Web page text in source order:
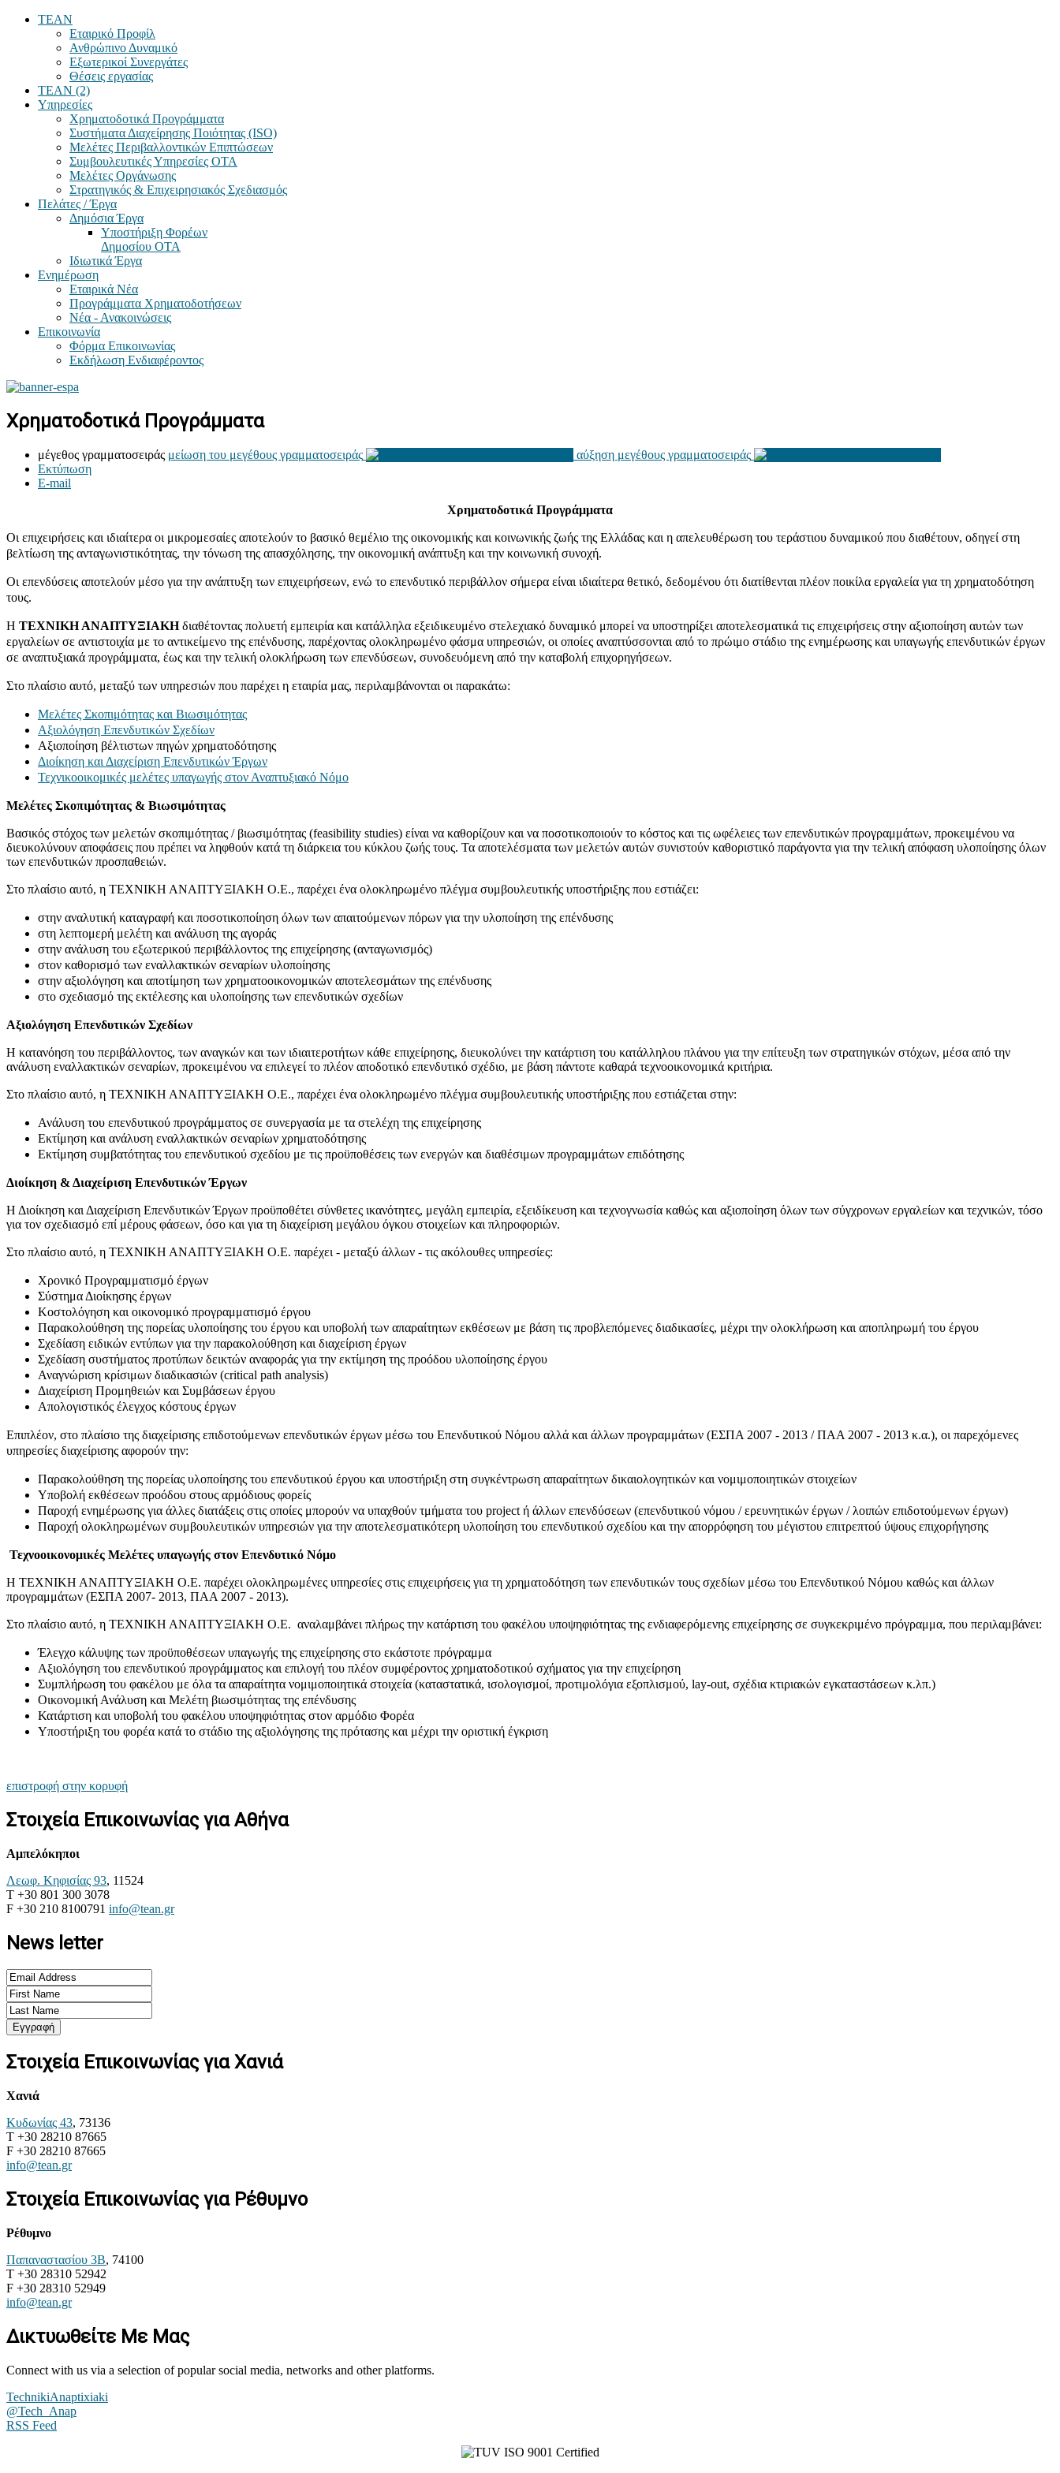
TEAN
Εταιρικό Προφίλ
Ανθρώπινο Δυναμικό
Εξωτερικοί Συνεργάτες
Θέσεις εργασίας
TEAN (2)
Υπηρεσίες
Χρηματοδοτικά Προγράμματα
Συστήματα Διαχείρησης Ποιότητας (ISO)
Μελέτες Περιβαλλοντικών Επιπτώσεων
Συμβουλευτικές Υπηρεσίες ΟΤΑ
Μελέτες Οργάνωσης
Στρατηγικός & Επιχειρησιακός Σχεδιασμός
Πελάτες / Έργα
Δημόσια Έργα
Υποστήριξη Φορέων
Δημοσίου ΟΤΑ
Ιδιωτικά Έργα
Ενημέρωση
Εταιρικά Νέα
Προγράμματα Χρηματοδοτήσεων
Νέα - Ανακοινώσεις
Επικοινωνία
Φόρμα Επικοινωνίας
Εκδήλωση Ενδιαφέροντος
Χρηματοδοτικά Προγράμματα
μέγεθος γραμματοσειράς μείωση του μεγέθους γραμματοσειράς
αύξηση μεγέθους γραμματοσειράς
Εκτύπωση
E-mail
Χρηματοδοτικά Προγράμματα
Οι επιχειρήσεις και ιδιαίτερα οι μικρομεσαίες αποτελούν το βασικό θεμέλιο της οικονομικής και κοινωνικής ζωής της Ελλάδας και η απελευθέρωση του τεράστιου δυναμικού που διαθέτουν, οδηγεί στη
βελτίωση της ανταγωνιστικότητας, την τόνωση της απασχόλησης, την οικονομική ανάπτυξη και την κοινωνική συνοχή.
Οι επενδύσεις αποτελούν μέσο για την ανάπτυξη των επιχειρήσεων, ενώ το επενδυτικό περιβάλλον σήμερα είναι ιδιαίτερα θετικό, δεδομένου ότι διατίθενται πλέον ποικίλα εργαλεία για τη χρηματοδότηση
τους.
Η ΤΕΧΝΙΚΗ ΑΝΑΠΤΥΞΙΑΚΗδιαθέτοντας πολυετή εμπειρία και κατάλληλα εξειδικευμένο στελεχιακό δυναμικό μπορεί να υποστηρίξει αποτελεσματικά τις επιχειρήσεις στην αξιοποίηση αυτών των
εργαλείων σε αντιστοιχία με το αντικείμενο της επένδυσης, παρέχοντας ολοκληρωμένο φάσμα υπηρεσιών, οι οποίες αναπτύσσονται από το πρώιμο στάδιο της ενημέρωσης και υπαγωγής επενδυτικών έργων
σε αναπτυξιακά προγράμματα, έως και την τελική ολοκλήρωση των επενδύσεων, συνοδευόμενη από την καταβολή επιχορηγήσεων.
Στο πλαίσιο αυτό, μεταξύ των υπηρεσιών που παρέχει η εταιρία μας, περιλαμβάνονται οι παρακάτω:
Μελέτες Σκοπιμότητας και Βιωσιμότητας
Αξιολόγηση Επενδυτικών Σχεδίων
Αξιοποίηση βέλτιστων πηγών χρηματοδότησης
Διοίκηση και Διαχείριση Επενδυτικών Έργων
Τεχνικοοικομικές μελέτες υπαγωγής στον Αναπτυξιακό Νόμο
Μελέτες Σκοπιμότητας & Βιωσιμότητας
Βασικός στόχος των μελετών σκοπιμότητας / βιωσιμότητας (feasibility studies) είναι να καθορίζουν και να ποσοτικοποιούν το κόστος και τις ωφέλειες των επενδυτικών προγραμμάτων, προκειμένου να
διευκολύνουν αποφάσεις που πρέπει να ληφθούν κατά τη διάρκεια του κύκλου ζωής τους. Τα αποτελέσματα των μελετών αυτών συνιστούν καθοριστικό παράγοντα για την τελική απόφαση υλοποίησης όλων
των επενδυτικών προσπαθειών.
Στο πλαίσιο αυτό, η ΤΕΧΝΙΚΗ ΑΝΑΠΤΥΞΙΑΚΗ Ο.Ε., παρέχει ένα ολοκληρωμένο πλέγμα συμβουλευτικής υποστήριξης που εστιάζει:
στην αναλυτική καταγραφή και ποσοτικοποίηση όλων των απαιτούμενων πόρων για την υλοποίηση της επένδυσης
στη λεπτομερή μελέτη και ανάλυση της αγοράς
στην ανάλυση του εξωτερικού περιβάλλοντος της επιχείρησης (ανταγωνισμός)
στον καθορισμό των εναλλακτικών σεναρίων υλοποίησης
στην αξιολόγηση και αποτίμηση των χρηματοοικονομικών αποτελεσμάτων της επένδυσης
στο σχεδιασμό της εκτέλεσης και υλοποίησης των επενδυτικών σχεδίων
Αξιολόγηση Επενδυτικών Σχεδίων
H κατανόηση του περιβάλλοντος, των αναγκών και των ιδιαιτεροτήτων κάθε επιχείρησης, διευκολύνει την κατάρτιση του κατάλληλου πλάνου για την επίτευξη των στρατηγικών στόχων, μέσα από την
ανάλυση εναλλακτικών σεναρίων, προκειμένου να επιλεγεί το πλέον αποδοτικό επενδυτικό σχέδιο, με βάση πάντοτε καθαρά τεχνοοικονομικά κριτήρια.
Στο πλαίσιο αυτό, η ΤΕΧΝΙΚΗ ΑΝΑΠΤΥΞΙΑΚΗ Ο.Ε., παρέχει ένα ολοκληρωμένο πλέγμα συμβουλευτικής υποστήριξης που εστιάζεται στην:
Ανάλυση του επενδυτικού προγράμματος σε συνεργασία με τα στελέχη της επιχείρησης
Εκτίμηση και ανάλυση εναλλακτικών σεναρίων χρηματοδότησης
Εκτίμηση συμβατότητας του επενδυτικού σχεδίου με τις προϋποθέσεις των ενεργών και διαθέσιμων προγραμμάτων επιδότησης
Διοίκηση & Διαχείριση Επενδυτικών Έργων
Η Διοίκηση και Διαχείριση Επενδυτικών Έργων προϋποθέτει σύνθετες ικανότητες, μεγάλη εμπειρία, εξειδίκευση και τεχνογνωσία καθώς και αξιοποίηση όλων των σύγχρονων εργαλείων και τεχνικών, τόσο
για τον σχεδιασμό επί μέρους φάσεων, όσο και για τη διαχείριση μεγάλου όγκου στοιχείων και πληροφοριών.
Στο πλαίσιο αυτό, η ΤΕΧΝΙΚΗ ΑΝΑΠΤΥΞΙΑΚΗ Ο.Ε. παρέχει - μεταξύ άλλων - τις ακόλουθες υπηρεσίες:
Χρονικό Προγραμματισμό έργων
Σύστημα Διοίκησης έργων
Κοστολόγηση και οικονομικό προγραμματισμό έργου
Παρακολούθηση της πορείας υλοποίησης του έργου και υποβολή των απαραίτητων εκθέσεων με βάση τις προβλεπόμενες διαδικασίες, μέχρι την ολοκλήρωση και αποπληρωμή του έργου
Σχεδίαση ειδικών εντύπων για την παρακολούθηση και διαχείριση έργων
Σχεδίαση συστήματος προτύπων δεικτών αναφοράς για την εκτίμηση της προόδου υλοποίησης έργου
Αναγνώριση κρίσιμων διαδικασιών (critical path analysis)
Διαχείριση Προμηθειών και Συμβάσεων έργου
Απολογιστικός έλεγχος κόστους έργων
Επιπλέον, στο πλαίσιο της διαχείρισης επιδοτούμενων επενδυτικών έργων μέσω του Επενδυτικού Νόμου αλλά και άλλων προγραμμάτων (ΕΣΠΑ 2007 - 2013 / ΠΑΑ 2007 - 2013 κ.α.), οι παρεχόμενες
υπηρεσίες διαχείρισης αφορούν την:
Παρακολούθηση της πορείας υλοποίησης του επενδυτικού έργου και υποστήριξη στη συγκέντρωση απαραίτητων δικαιολογητικών και νομιμοποιητικών στοιχείων
Υποβολή εκθέσεων προόδου στους αρμόδιους φορείς
Παροχή ενημέρωσης για άλλες διατάξεις στις οποίες μπορούν να υπαχθούν τμήματα του project ή άλλων επενδύσεων (επενδυτικού νόμου / ερευνητικών έργων / λοιπών επιδοτούμενων έργων)
Παροχή ολοκληρωμένων συμβουλευτικών υπηρεσιών για την αποτελεσματικότερη υλοποίηση του επενδυτικού σχεδίου και την απορρόφηση του μέγιστου επιτρεπτού ύψους επιχορήγησης
Τεχνοοικονομικές Μελέτες υπαγωγής στον Επενδυτικό Νόμο
Η ΤΕΧΝΙΚΗ ΑΝΑΠΤΥΞΙΑΚΗ Ο.Ε. παρέχει ολοκληρωμένες υπηρεσίες στις επιχειρήσεις για τη χρηματοδότηση των επενδυτικών τους σχεδίων μέσω του Επενδυτικού Νόμου καθώς και άλλων
προγραμμάτων (ΕΣΠΑ 2007- 2013, ΠΑΑ 2007 - 2013).
Στο πλαίσιο αυτό, η ΤΕΧΝΙΚΗ ΑΝΑΠΤΥΞΙΑΚΗ Ο.Ε. αναλαμβάνει πλήρως την κατάρτιση του φακέλου υποψηφιότητας της ενδιαφερόμενης επιχείρησης σε συγκεκριμένο πρόγραμμα, που περιλαμβάνει:
Έλεγχο κάλυψης των προϋποθέσεων υπαγωγής της επιχείρησης στο εκάστοτε πρόγραμμα
Αξιολόγηση του επενδυτικού προγράμματος και επιλογή του πλέον συμφέροντος χρηματοδοτικού σχήματος για την επιχείρηση
Συμπλήρωση του φακέλου με όλα τα απαραίτητα νομιμοποιητικά στοιχεία (καταστατικά, ισολογισμοί, προτιμολόγια εξοπλισμού, lay-out, σχέδια κτιριακών εγκαταστάσεων κ.λπ.)
Οικονομική Ανάλυση και Μελέτη βιωσιμότητας της επένδυσης
Κατάρτιση και υποβολή του φακέλου υποψηφιότητας στον αρμόδιο Φορέα
Υποστήριξη του φορέα κατά το στάδιο της αξιολόγησης της πρότασης και μέχρι την οριστική έγκριση
επιστροφή στην κορυφή
Στοιχεία Επικοινωνίας για Αθήνα
Αμπελόκηποι
Λεωφ. Κηφισίας 93, 11524
T +30 801 300 3078
F +30 210 8100791 info@tean.gr
News letter
Στοιχεία Επικοινωνίας για Χανιά
Χανιά
Κυδωνίας 43, 73136
T +30 28210 87665
F +30 28210 87665
info@tean.gr
Στοιχεία Επικοινωνίας για Ρέθυμνο
Ρέθυμνο
Παπαναστασίου 3Β, 74100
T +30 28310 52942
F +30 28310 52949
info@tean.gr
Δικτυωθείτε Με Μας
Connect with us via a selection of popular social media, networks and other platforms.
TechnikiAnaptixiaki
@Tech_Anap
RSS Feed